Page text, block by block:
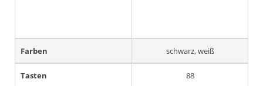
Farben schwarz, weiß
Tasten 88